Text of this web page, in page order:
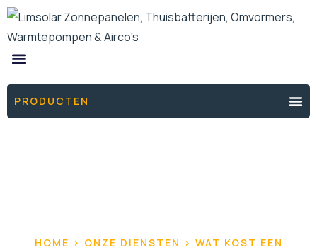
PRODUCTEN
HOME > ONZE DIENSTEN > WAT KOST EEN